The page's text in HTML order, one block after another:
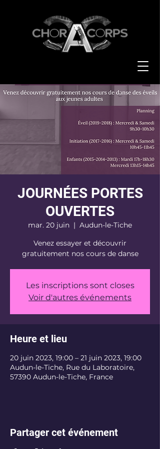
JOURNÉES PORTES
OUVERTES
mar. 20 juin
  |
Audun-le-Tiche
Venez essayer et découvrir
gratuitement nos cours de danse
Les inscriptions sont closes
Voir d'autres événements
Heure et lieu
20 juin 2023, 19:00 – 21 juin 2023, 19:00
Audun-le-Tiche, Rue du Laboratoire,
57390 Audun-le-Tiche, France
Partager cet événement